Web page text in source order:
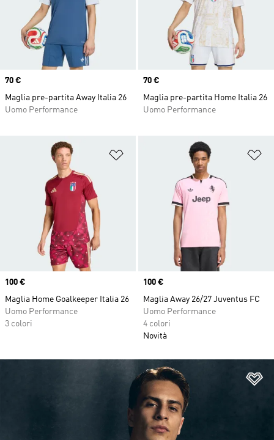
Price
70 €
Maglia pre-partita Away Italia 26
Uomo Performance
Price
70 €
Maglia pre-partita Home Italia 26
Uomo Performance
Aggiungi alla lista dei desideri
Price
100 €
Maglia Home Goalkeeper Italia 26
Uomo Performance
3 colori
Price
100 €
Maglia Away 26/27 Juventus FC
Uomo Performance
4 colori
Novità